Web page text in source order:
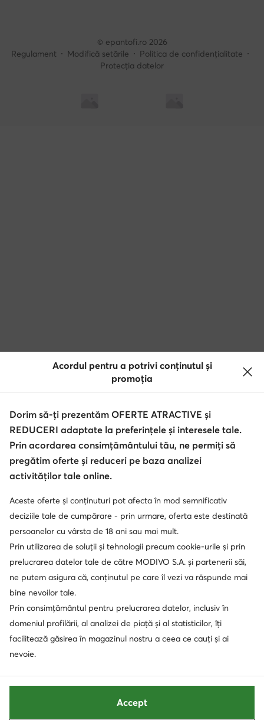
© epantofi.ro 2026
Regulament
Modifică setările
Politica de confidențialitate
Protecția datelor
Acordul pentru a potrivi conținutul și
promoția
Dorim să-ți prezentăm OFERTE ATRACTIVE și
REDUCERI adaptate la preferințele și interesele tale.
Prin acordarea consimțământului tău, ne permiți să
pregătim oferte și reduceri pe baza analizei
activităților tale online.
Aceste oferte și conținuturi pot afecta în mod semnificativ
deciziile tale de cumpărare - prin urmare, oferta este destinată
persoanelor cu vârsta de 18 ani sau mai mult.
Prin utilizarea de soluții și tehnologii precum cookie-urile și prin
prelucrarea datelor tale de către MODIVO S.A. și partenerii săi,
ne putem asigura că, conținutul pe care îl vezi va răspunde mai
bine nevoilor tale.
Prin consimțământul pentru prelucrarea datelor, inclusiv în
domeniul profilării, al analizei de piață și al statisticilor, îți
facilitează găsirea în magazinul nostru a ceea ce cauți și ai
nevoie.
Accept